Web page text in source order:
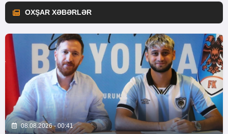
OXŞAR XƏBƏRLƏR
08.08.2026 - 00:41